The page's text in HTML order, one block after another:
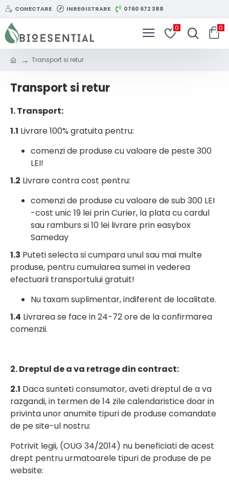
CONECTARE INREGISTRARE 0760 672 388
0 0
Transport si retur
Transport si retur
1. Transport:
1.1 Livrare 100% gratuita pentru:
comenzi de produse cu valoare de peste 300
LEI!
1.2 Livrare contra cost pentru:
comenzi de produse cu valoare de sub 300 LEI
-cost unic 19 lei prin Curier, la plata cu cardul
sau ramburs si 10 lei livrare prin easybox
Sameday
1.3 Puteti selecta si cumpara unul sau mai multe
produse, pentru cumularea sumei in vederea
efectuarii transportului gratuit!
Nu taxam suplimentar, indiferent de localitate.
1.4 Livrarea se face in 24-72 ore de la confirmarea
comenzii.
2. Dreptul de a va retrage din contract:
2.1 Daca sunteti consumator, aveti dreptul de a va
razgandi, in termen de 14 zile calendaristice doar in
privinta unor anumite tipuri de produse comandate
de pe site-ul nostru:
Potrivit legii, (OUG 34/2014) nu beneficiati de acest
drept pentru urmatoarele tipuri de produse de pe
website: